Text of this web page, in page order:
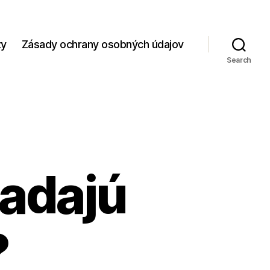
Zásady ochrany osobných údajov
Search